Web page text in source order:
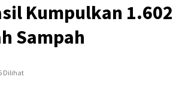
Kumpulkan 1.602
Sampah
Dilihat